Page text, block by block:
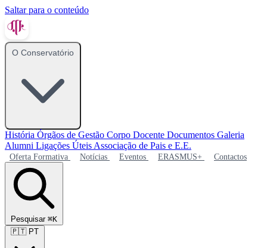
Saltar para o conteúdo
O Conservatório
História Órgãos de Gestão Corpo Docente Documentos Galeria
Alumni Ligações Úteis Associação de Pais e E.E.
Oferta Formativa Notícias Eventos ERASMUS+ Contactos
Pesquisar ⌘K
🇵🇹 PT